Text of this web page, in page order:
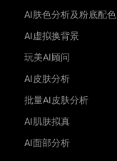
AI肤色分析及粉底配色
AI虚拟换背景
玩美AI顾问
AI皮肤分析
批量AI皮肤分析
AI肌肤拟真
AI面部分析